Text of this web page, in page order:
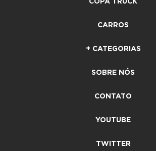
COPA TRUCK
CARROS
+ CATEGORIAS
SOBRE NÓS
CONTATO
YOUTUBE
TWITTER